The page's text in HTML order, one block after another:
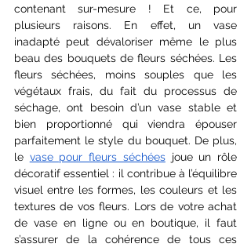
contenant sur-mesure ! Et ce, pour
plusieurs raisons. En effet, un vase
inadapté peut dévaloriser même le plus
beau des bouquets de fleurs séchées. Les
fleurs séchées, moins souples que les
végétaux frais, du fait du processus de
séchage, ont besoin d’un vase stable et
bien proportionné qui viendra épouser
parfaitement le style du bouquet. De plus,
le vase pour fleurs séchées joue un rôle
décoratif essentiel : il contribue à l’équilibre
visuel entre les formes, les couleurs et les
textures de vos fleurs. Lors de votre achat
de vase en ligne ou en boutique, il faut
s’assurer de la cohérence de tous ces